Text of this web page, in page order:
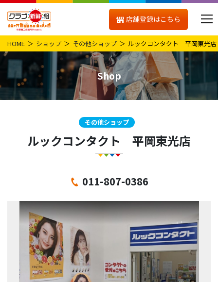
店舗登録はこちら
HOME ショップ その他ショップ ルックコンタクト 平岡東光店
Shop
その他ショップ
ルックコンタクト 平岡東光店
011-807-0386